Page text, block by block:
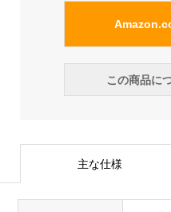
この商品に
主な仕様